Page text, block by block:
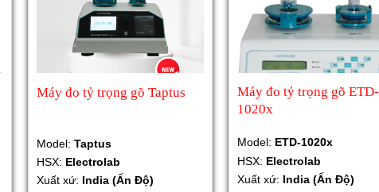
Máy đo tỷ trọng gõ Taptus
Model: Taptus
HSX: Electrolab
Xuất xứ: India (Ấn Độ)
Máy đo tỷ trọng gõ ETD-
1020x
Model: ETD-1020x
HSX: Electrolab
Xuất xứ: India (Ấn Độ)